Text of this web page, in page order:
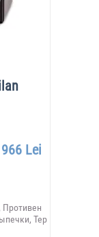
966 Lei
Противен
Тер